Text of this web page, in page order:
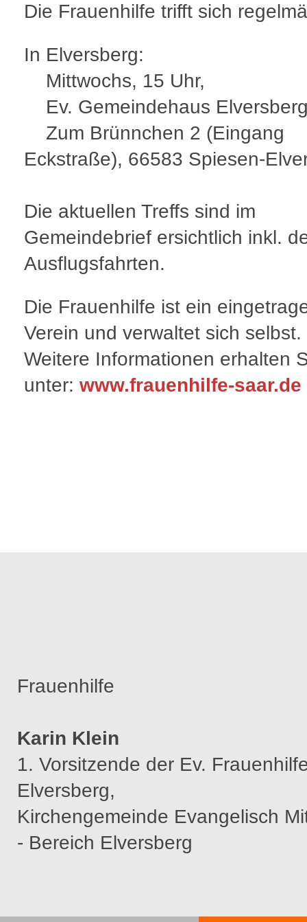
Die Frauenhilfe trifft sich
In Elversberg:
Mittwochs, 15 Uhr,
Ev. Gemeindehaus
Zum Brünnchen 2 (Eingang
Eckstraße), 66583 Spiesen-
Die aktuellen Treffs sind im
Gemeindebrief ersichtlich inkl.
Ausflugsfahrten.
Die Frauenhilfe ist ein
Verein und verwaltet sich selbst.
Weitere Informationen erhalten
unter: www.frauenhilfe-saar.de
Frauenhilfe
Karin Klein
1. Vorsitzende der Ev.
Elversberg,
Kirchengemeinde Evangelisch
- Bereich Elversberg